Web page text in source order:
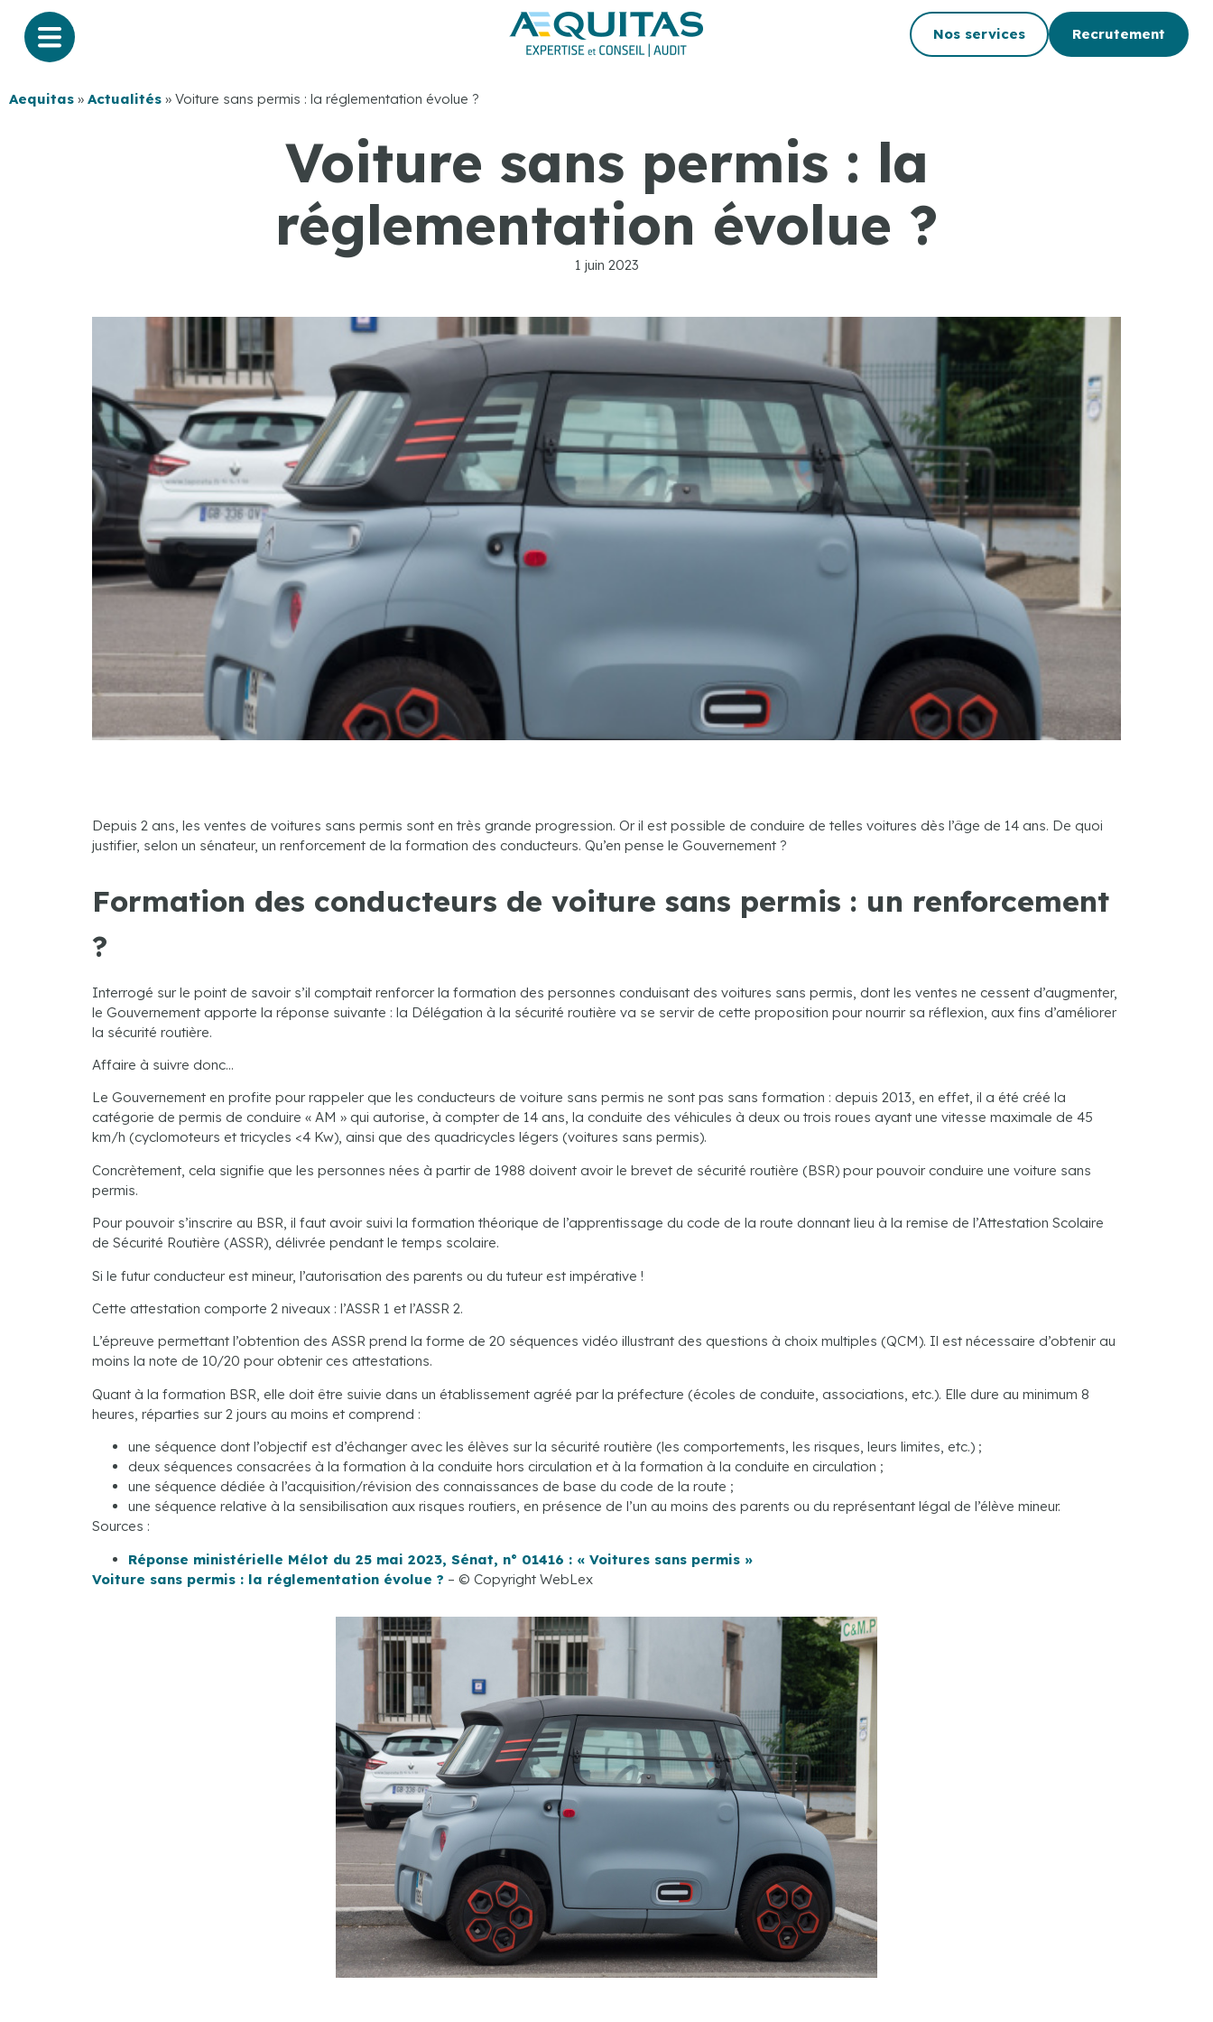
Nos services Recrutement
Aequitas » Actualités » Voiture sans permis : la réglementation évolue ?
Voiture sans permis : la
réglementation évolue ?
1 juin 2023
Depuis 2 ans, les ventes de voitures sans permis sont en très grande progression. Or il est possible de conduire de telles voitures dès l’âge de 14 ans. De quoi
justifier, selon un sénateur, un renforcement de la formation des conducteurs. Qu’en pense le Gouvernement ?
Formation des conducteurs de voiture sans permis : un renforcement
?
Interrogé sur le point de savoir s’il comptait renforcer la formation des personnes conduisant des voitures sans permis, dont les ventes ne cessent d’augmenter,
le Gouvernement apporte la réponse suivante : la Délégation à la sécurité routière va se servir de cette proposition pour nourrir sa réflexion, aux fins d’améliorer
la sécurité routière.
Affaire à suivre donc…
Le Gouvernement en profite pour rappeler que les conducteurs de voiture sans permis ne sont pas sans formation : depuis 2013, en effet, il a été créé la
catégorie de permis de conduire « AM » qui autorise, à compter de 14 ans, la conduite des véhicules à deux ou trois roues ayant une vitesse maximale de 45
km/h (cyclomoteurs et tricycles <4 Kw), ainsi que des quadricycles légers (voitures sans permis).
Concrètement, cela signifie que les personnes nées à partir de 1988 doivent avoir le brevet de sécurité routière (BSR) pour pouvoir conduire une voiture sans
permis.
Pour pouvoir s’inscrire au BSR, il faut avoir suivi la formation théorique de l’apprentissage du code de la route donnant lieu à la remise de l’Attestation Scolaire
de Sécurité Routière (ASSR), délivrée pendant le temps scolaire.
Si le futur conducteur est mineur, l’autorisation des parents ou du tuteur est impérative !
Cette attestation comporte 2 niveaux : l’ASSR 1 et l’ASSR 2.
L’épreuve permettant l’obtention des ASSR prend la forme de 20 séquences vidéo illustrant des questions à choix multiples (QCM). Il est nécessaire d’obtenir au
moins la note de 10/20 pour obtenir ces attestations.
Quant à la formation BSR, elle doit être suivie dans un établissement agréé par la préfecture (écoles de conduite, associations, etc.). Elle dure au minimum 8
heures, réparties sur 2 jours au moins et comprend :
une séquence dont l’objectif est d’échanger avec les élèves sur la sécurité routière (les comportements, les risques, leurs limites, etc.) ;
deux séquences consacrées à la formation à la conduite hors circulation et à la formation à la conduite en circulation ;
une séquence dédiée à l’acquisition/révision des connaissances de base du code de la route ;
une séquence relative à la sensibilisation aux risques routiers, en présence de l’un au moins des parents ou du représentant légal de l’élève mineur.
Sources :
Réponse ministérielle Mélot du 25 mai 2023, Sénat, n° 01416 : « Voitures sans permis »
Voiture sans permis : la réglementation évolue ? – © Copyright WebLex